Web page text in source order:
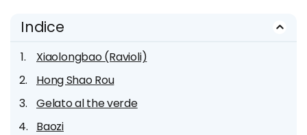
Indice
Xiaolongbao (Ravioli)
Hong Shao Rou
Gelato al the verde
Baozi